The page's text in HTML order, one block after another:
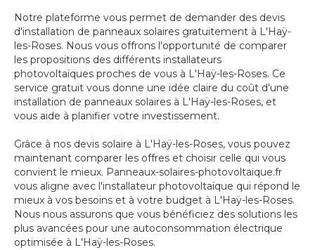
Notre plateforme vous permet de demander des devis
d'installation de panneaux solaires gratuitement à L'Haÿ-
les-Roses. Nous vous offrons l'opportunité de comparer
les propositions des différents installateurs
photovoltaïques proches de vous à L'Haÿ-les-Roses. Ce
service gratuit vous donne une idée claire du coût d'une
installation de panneaux solaires à L'Haÿ-les-Roses, et
vous aide à planifier votre investissement.
Grâce à nos devis solaire à L'Haÿ-les-Roses, vous pouvez
maintenant comparer les offres et choisir celle qui vous
convient le mieux. Panneaux-solaires-photovoltaique.fr
vous aligne avec l'installateur photovoltaïque qui répond le
mieux à vos besoins et à votre budget à L'Haÿ-les-Roses.
Nous nous assurons que vous bénéficiez des solutions les
plus avancées pour une autoconsommation électrique
optimisée à L'Haÿ-les-Roses.